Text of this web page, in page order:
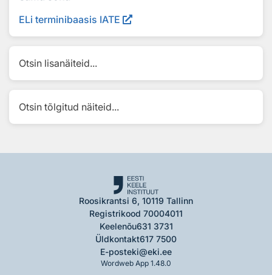
ELi terminibaasis IATE
Otsin lisanäiteid...
Otsin tõlgitud näiteid...
Roosikrantsi 6, 10119 Tallinn
Registrikood 70004011
Keelenõu631 3731
Üldkontakt617 7500
E-posteki@eki.ee
Wordweb App 1.48.0